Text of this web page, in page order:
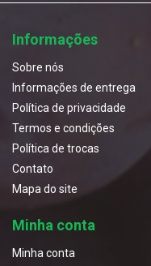
Informações
Sobre nós
Informações de entrega
Política de privacidade
Termos e condições
Política de trocas
Contato
Mapa do site
Minha conta
Minha conta